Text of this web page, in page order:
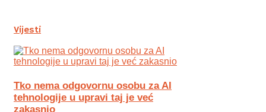
Vijesti
Tko nema odgovornu osobu za AI
tehnologije u upravi taj je već
zakasnio